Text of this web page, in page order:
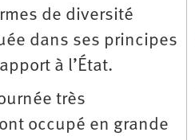
de diversité
dans ses principes
à l’État.
très
occupé en grande